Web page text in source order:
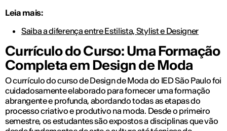
Leia mais:
Saiba a diferença entre Estilista, Stylist e Designer
Currículo do Curso: Uma Formação
Completa em Design de Moda
O currículo do curso de Design de Moda do IED São Paulo foi
cuidadosamente elaborado para fornecer uma formação
abrangente e profunda, abordando todas as etapas do
processo criativo e produtivo na moda. Desde o primeiro
semestre, os estudantes são expostos a disciplinas que vão